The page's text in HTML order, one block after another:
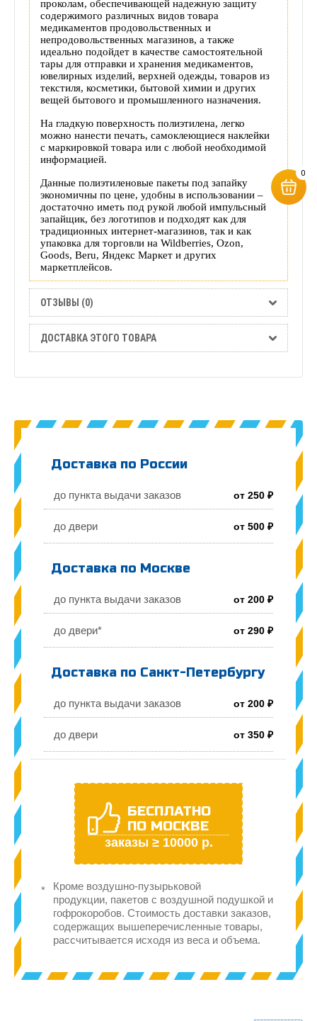
проколам, обеспечивающей надежную защиту
содержимого различных видов товара
медикаментов продовольственных и
непродовольственных магазинов, а также
идеально подойдет в качестве самостоятельной
тары для отправки и хранения медикаментов,
ювелирных изделий, верхней одежды, товаров из
текстиля, косметики, бытовой химии и других
вещей бытового и промышленного назначения.
На гладкую поверхность полиэтилена, легко
можно нанести печать, самоклеющиеся наклейки
с маркировкой товара или с любой необходимой
информацией.
Данные полиэтиленовые пакеты под запайку
экономичны по цене, удобны в использовании –
достаточно иметь под рукой любой импульсный
запайщик, без логотипов и подходят как для
традиционных интернет-магазинов, так и как
упаковка для торговли на Wildberries, Ozon,
Goods, Beru, Яндекс Маркет и других
маркетплейсов.
ОТЗЫВЫ (0)
ДОСТАВКА ЭТОГО ТОВАРА
Доставка по России
до пункта выдачи заказов от 250 ₽
до двери от 500 ₽
Доставка по Москве
до пункта выдачи заказов от 200 ₽
до двери* от 290 ₽
Доставка по Санкт-Петербургу
до пункта выдачи заказов от 200 ₽
до двери от 350 ₽
БЕСПЛАТНО
ПО МОСКВЕ
заказы ≥ 10000 р.
Кроме воздушно-пузырьковой
продукции, пакетов с воздушной подушкой и
гофрокоробов. Стоимость доставки заказов,
содержащих вышеперечисленные товары,
рассчитывается исходя из веса и объема.
0